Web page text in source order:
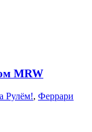
MRW
Рулём!, Феррари